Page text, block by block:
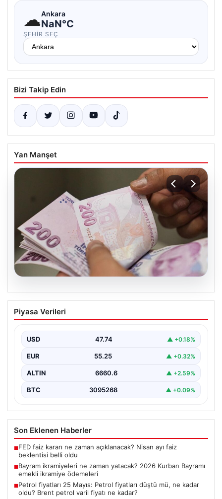
☁Ankara
NaN°C
ŞEHIR SEÇ
Bizi Takip Edin
Yan Manşet
07.08.2026
Bayram ikramiyeleri ne zaman yatacak?
2026 Kurban Bayramı emekli ikramiye
Piyasa Verileri
USD 47.74 ▲ +0.18%
EUR 55.25 ▲ +0.32%
ALTIN 6660.6 ▲ +2.59%
BTC 3095268 ▲ +0.09%
Son Eklenen Haberler
■FED faiz kararı ne zaman açıklanacak? Nisan ayı faiz
beklentisi belli oldu
■Bayram ikramiyeleri ne zaman yatacak? 2026 Kurban Bayramı
emekli ikramiye ödemeleri
■Petrol fiyatları 25 Mayıs: Petrol fiyatları düştü mü, ne kadar
oldu? Brent petrol varil fiyatı ne kadar?